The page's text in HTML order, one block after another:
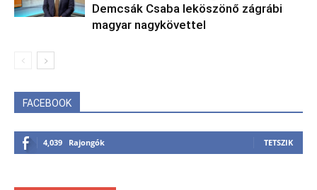
Demcsák Csaba leköszönő zágrábi
magyar nagykövettel
FACEBOOK
4,039 Rajongók TETSZIK